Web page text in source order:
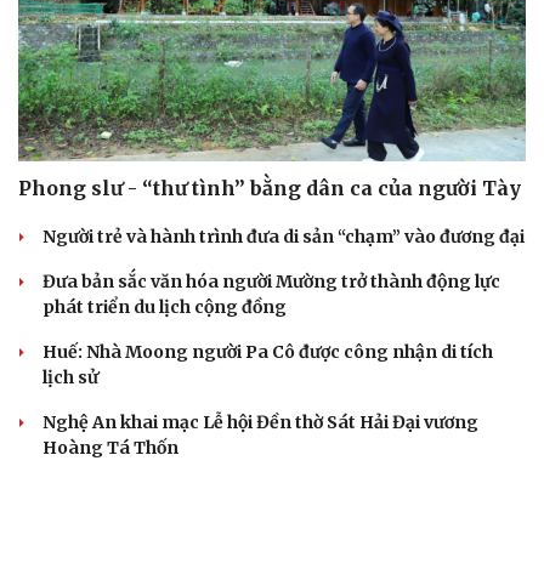
Cải chính
Phong slư - “thư tình” bằng dân ca của người Tày
Người trẻ và hành trình đưa di sản “chạm” vào đương đại
Đưa bản sắc văn hóa người Mường trở thành động lực
phát triển du lịch cộng đồng
Huế: Nhà Moong người Pa Cô được công nhận di tích
lịch sử
Nghệ An khai mạc Lễ hội Đền thờ Sát Hải Đại vương
Hoàng Tá Thốn